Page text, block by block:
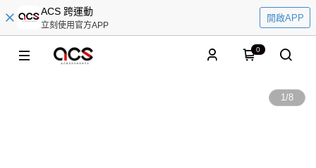
ACS 跨運動
立刻使用官方APP
開啟APP
0
1/8